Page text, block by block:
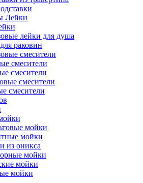
Лейки
лейки для душа
раковин
смесители
смесители
смесители
смесители
смесители
мойки
мойки
из оникса
мойки
мойки
мойки